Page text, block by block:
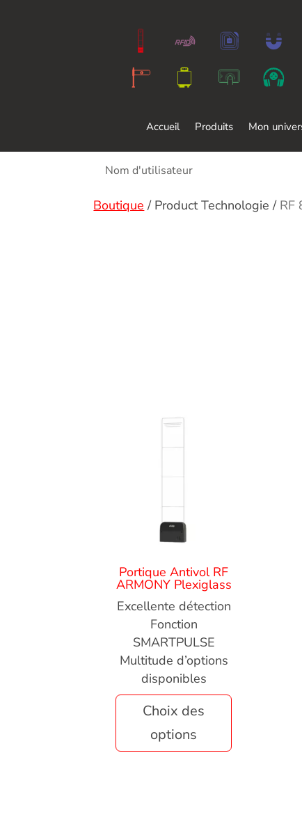
Accueil Produits Mon
Boutique / Product Technologie / RF
Portique Antivol RF
ARMONY Plexiglass
Excellente détection
Fonction
SMARTPULSE
Multitude d’options
disponibles
Choix des
options